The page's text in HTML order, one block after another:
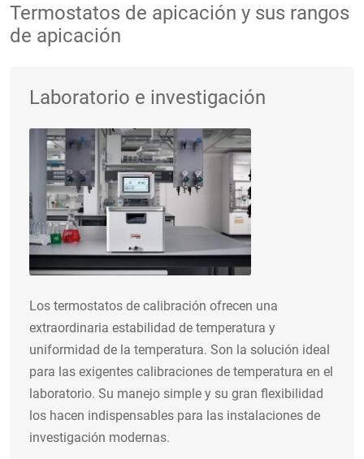
Termostatos de apicación y sus rangos
de apicación
Laboratorio e investigación
Los termostatos de calibración ofrecen una
extraordinaria estabilidad de temperatura y
uniformidad de la temperatura. Son la solución ideal
para las exigentes calibraciones de temperatura en el
laboratorio. Su manejo simple y su gran flexibilidad
los hacen indispensables para las instalaciones de
investigación modernas.